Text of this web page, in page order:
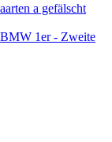
a gefälscht
BMW 1er - Zweite